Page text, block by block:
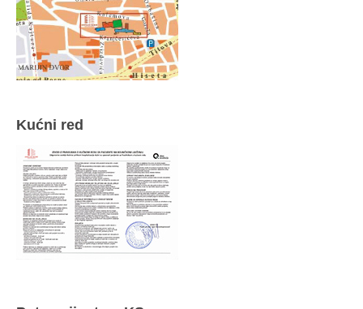
Kućni red